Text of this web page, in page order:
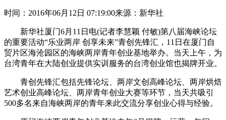
时间：2016年06月12日 07:19:00来源：新华社
新华社厦门6月11日电(记者李慧颖 付敏)第八届海峡论坛
的重要活动“乐业两岸 创享未来”青创先锋汇，11日在厦门自
贸片区海沧园区的海峡两岸青年创业基地举办。当天上午，为
台湾青年在大陆创业提供实训服务的台湾创业馆也揭牌开业。
青创先锋汇包括先锋论坛、两岸文创高峰论坛、两岸烘焙
艺术创业高峰论坛、两岸青年创业大赛等环节，当天共吸引
500多名来自海峡两岸的青年来此交流分享创业心得与经验。